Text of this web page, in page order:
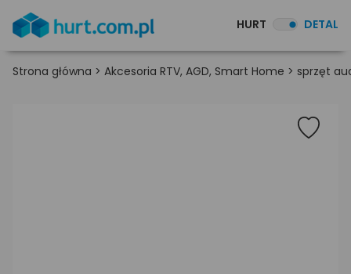
HURT DETAL
Strona główna > Akcesoria RTV, AGD, Smart Home > sprzęt